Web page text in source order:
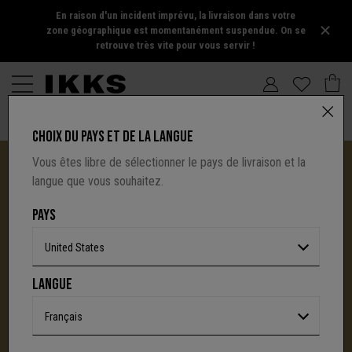
En raison d'un incident imprévu, la livraison dans votre
zone géographique est momentanément suspendue. On se
retrouve très vite pour vous servir !
UNE NOUVELLE PAGE S'ÉCRIT AVEC IKKS
C'est la fin d'une aventure : le site I.Code ferme
définitivement.Mais l'audace, la créativité
CHOIX DU PAYS ET DE LA LANGUE
Vous êtes libre de sélectionner le pays de livraison et la
langue que vous souhaitez.
PAYS
United States
LANGUE
Français